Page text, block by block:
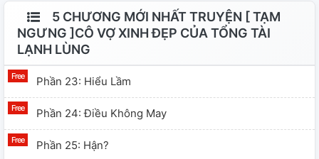
5 CHƯƠNG MỚI NHẤT TRUYỆN [ TẠM
NGƯNG ]CÔ VỢ XINH ĐẸP CỦA TỔNG TÀI
LẠNH LÙNG
Phần 23: Hiểu Lầm
Phần 24: Điều Không May
Phần 25: Hận?